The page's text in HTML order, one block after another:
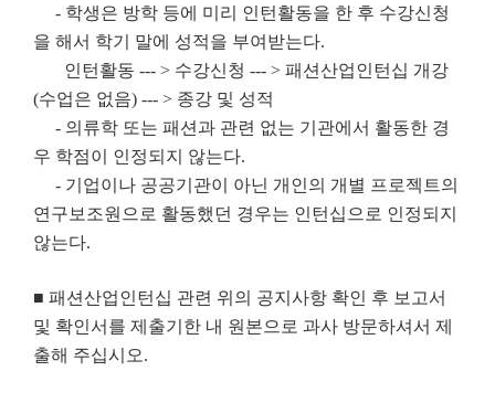
- 학생은 방학 등에 미리 인턴활동을 한 후 수강신청
을 해서 학기 말에 성적을 부여받는다.
인턴활동 --- > 수강신청 --- > 패션산업인턴십 개강
(수업은 없음) --- > 종강 및 성적
- 의류학 또는 패션과 관련 없는 기관에서 활동한 경
우 학점이 인정되지 않는다.
- 기업이나 공공기관이 아닌 개인의 개별 프로젝트의
연구보조원으로 활동했던 경우는 인턴십으로 인정되지
않는다.
■ 패션산업인턴십 관련 위의 공지사항 확인 후 보고서
및 확인서를 제출기한 내 원본으로 과사 방문하셔서 제
출해 주십시오.